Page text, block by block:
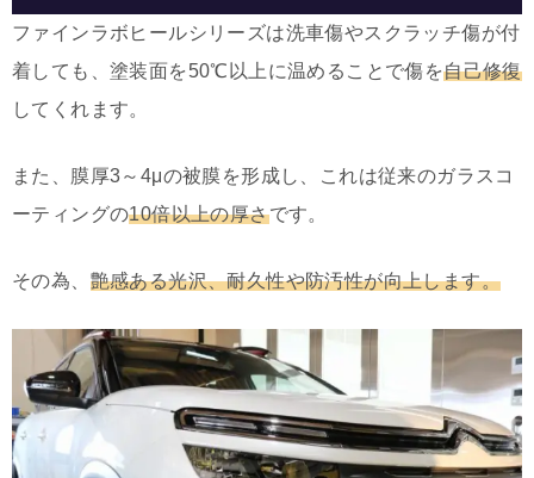
ファインラボヒールシリーズは洗車傷やスクラッチ傷が付
着しても、塗装面を50℃以上に温めることで傷を自己修復
してくれます。
また、膜厚3～4μの被膜を形成し、これは従来のガラスコ
ーティングの10倍以上の厚さです。
その為、 艶感ある光沢、耐久性や防汚性が向上します。